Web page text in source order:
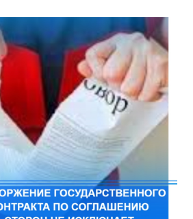
работ тендерный
рассчитываемый с учетом
это не соответствует условиям
расчета, составленного с
практика может привести к
обогащению подрядчика